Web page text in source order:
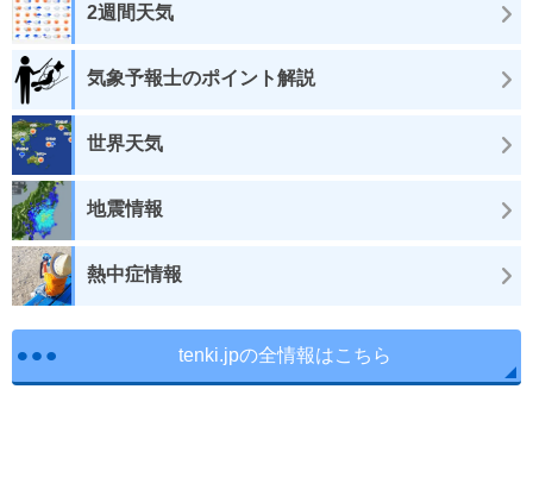
2週間天気
気象予報士のポイント解説
世界天気
地震情報
熱中症情報
tenki.jpの全情報はこちら